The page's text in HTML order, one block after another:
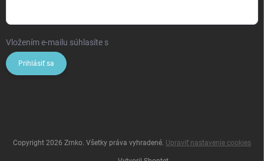
Vložením e-mailu súhlasíte s
Prihlásiť sa
Copyright 2026 Zrnko. Všetky práva vyhradené. Upraviť nastavenie cookies